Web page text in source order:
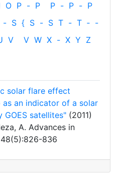
O P - P P - P - P
- S { S - S T - T ‐ -
V V W X - X Y Z
solar flare effect
as an indicator of a solar
satellites" (2011)
A. Advances in
48(5):826-836